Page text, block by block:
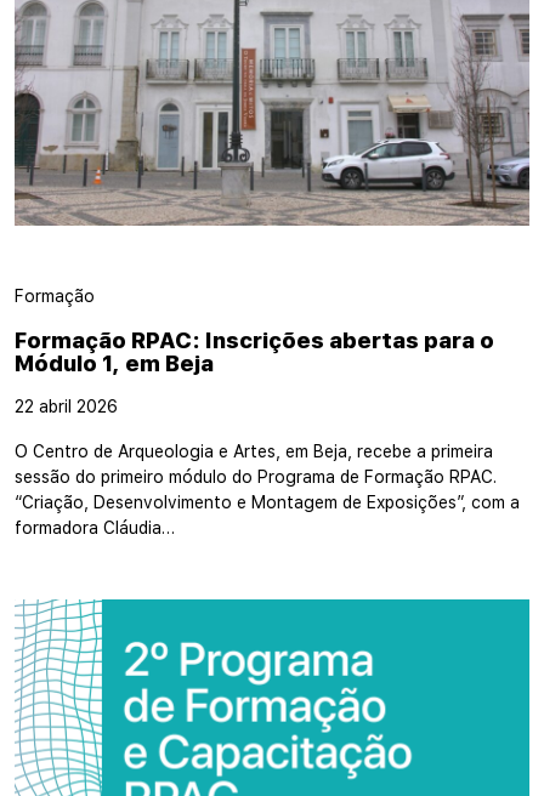
Formação
Formação RPAC: Inscrições abertas para o
Módulo 1, em Beja
22 abril 2026
O Centro de Arqueologia e Artes, em Beja, recebe a primeira
sessão do primeiro módulo do Programa de Formação RPAC.
“Criação, Desenvolvimento e Montagem de Exposições”, com a
formadora Cláudia…